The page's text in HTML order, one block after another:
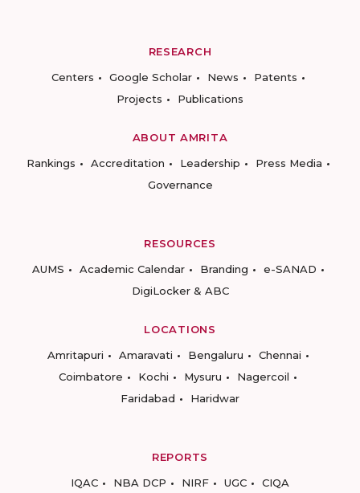
RESEARCH
Centers
Google Scholar News
Patents
Projects
Publications
ABOUT AMRITA
Rankings
Accreditation Leadership
Press Media
Governance
RESOURCES
AUMS
Academic Calendar Branding
e-SANAD
DigiLocker & ABC
LOCATIONS
Amritapuri
Amaravati Bengaluru
Chennai
Coimbatore
Kochi Mysuru
Nagercoil
Faridabad
Haridwar
REPORTS
IQAC
NBA DCP NIRF UGC CIQA